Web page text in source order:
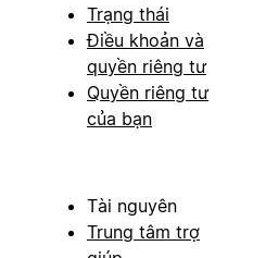
Trạng thái
Điều khoản và
quyền riêng tư
Quyền riêng tư
của bạn
Tài nguyên
Trung tâm trợ